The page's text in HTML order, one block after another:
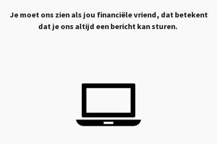
Je moet ons zien als jou financiële vriend, dat betekent
dat je ons altijd een bericht kan sturen.